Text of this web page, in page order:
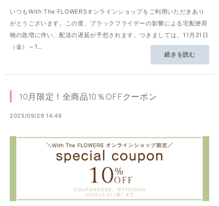
いつもWith The FLOWERSオンラインショップをご利用いただきあり
がとうございます。この度、ブラックフライデーの影響による宅配便荷
物の急増に伴い、配送の遅延が予想されます。つきましては、11月21日
（金）～1...
続きを読む
10月限定！全商品10％OFFクーポン
2025/09/29 14:49